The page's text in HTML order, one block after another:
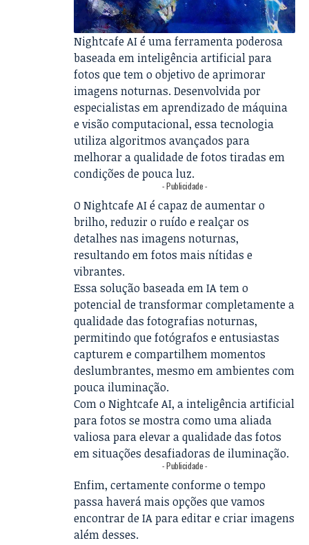
Nightcafe AI é uma ferramenta poderosa
baseada em inteligência artificial para
fotos que tem o objetivo de aprimorar
imagens noturnas. Desenvolvida por
especialistas em aprendizado de máquina
e visão computacional, essa tecnologia
utiliza algoritmos avançados para
melhorar a qualidade de fotos tiradas em
condições de pouca luz.
- Publicidade -
O Nightcafe AI é capaz de aumentar o
brilho, reduzir o ruído e realçar os
detalhes nas imagens noturnas,
resultando em fotos mais nítidas e
vibrantes.
Essa solução baseada em IA tem o
potencial de transformar completamente a
qualidade das fotografias noturnas,
permitindo que fotógrafos e entusiastas
capturem e compartilhem momentos
deslumbrantes, mesmo em ambientes com
pouca iluminação.
Com o Nightcafe AI, a inteligência artificial
para fotos se mostra como uma aliada
valiosa para elevar a qualidade das fotos
em situações desafiadoras de iluminação.
- Publicidade -
Enfim, certamente conforme o tempo
passa haverá mais opções que vamos
encontrar de IA para editar e criar imagens
além desses.